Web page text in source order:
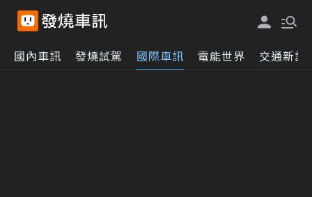
國內車訊 發燒試駕 國際車訊 電能世界 交通新訊